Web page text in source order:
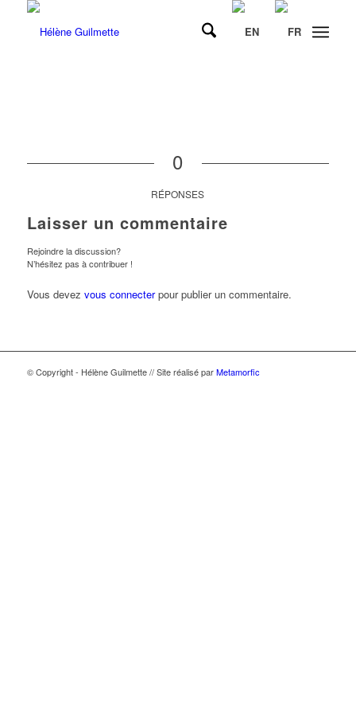
0
RÉPONSES
Laisser un commentaire
Rejoindre la discussion?
N’hésitez pas à contribuer !
Vous devez vous connecterpour publier un commentaire.
© Copyright - Hélène Guilmette // Site réalisé parMetamorfic